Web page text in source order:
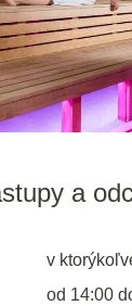
a
v
od 14:00